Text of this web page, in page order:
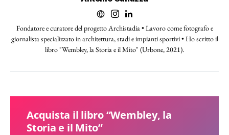
Fondatore e curatore del progetto Archistadia • Lavoro come fotografo e
giornalista specializzato in architettura, stadi e impianti sportivi • Ho scritto il
libro "Wembley, la Storia e il Mito" (Urbone, 2021).
Acquista il libro “Wembley, la
Storia e il Mito”